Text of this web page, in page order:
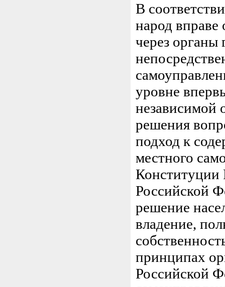
В
народ вправе
через органы
уровне
независимой
решения
подход к
местного
Конституции
Российской
решение
владение,
принципах
Российской